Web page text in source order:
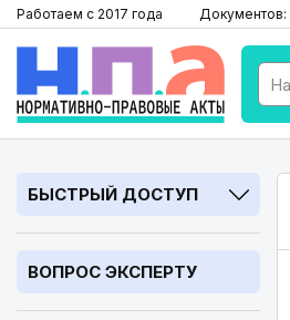
Работаем с 2017 года Документов:
БЫСТРЫЙ ДОСТУП
ВОПРОС ЭКСПЕРТУ